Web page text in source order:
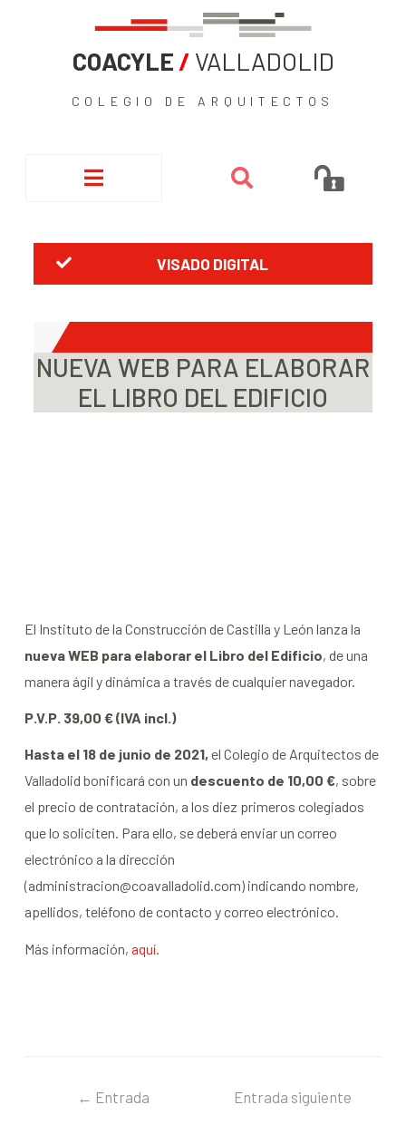
COACYLE / VALLADOLID
COLEGIO DE ARQUITECTOS
VISADO DIGITAL
NUEVA WEB PARA ELABORAR
EL LIBRO DEL EDIFICIO
El Instituto de la Construcción de Castilla y León lanza la
nueva WEB para elaborar el Libro del Edificio, de una
manera ágil y dinámica a través de cualquier navegador.
P.V.P. 39,00 € (IVA incl.)
Hasta el 18 de junio de 2021, el Colegio de Arquitectos de
Valladolid bonificará con un descuento de 10,00 €, sobre
el precio de contratación, a los diez primeros colegiados
que lo soliciten. Para ello, se deberá enviar un correo
electrónico a la dirección
(administracion@coavalladolid.com) indicando nombre,
apellidos, teléfono de contacto y correo electrónico.
Más información, aquí.
← Entrada
Entrada siguiente